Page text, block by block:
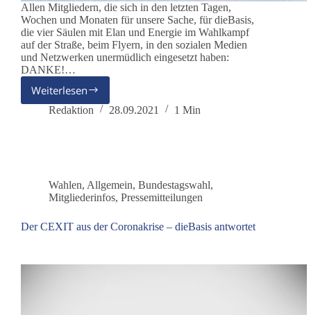
Allen Mitgliedern, die sich in den letzten Tagen,
Wochen und Monaten für unsere Sache, für dieBasis,
die vier Säulen mit Elan und Energie im Wahlkampf
auf der Straße, beim Flyern, in den sozialen Medien
und Netzwerken unermüdlich eingesetzt haben:
DANKE!…
WeiterlesenDANKESCHÖN
Redaktion 28.09.2021 1 Min
Wahlen, Allgemein, Bundestagswahl,
Mitgliederinfos, Pressemitteilungen
Der CEXIT aus der Coronakrise – dieBasis antwortet